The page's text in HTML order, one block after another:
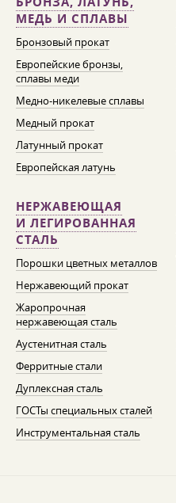
МЕДЬ И СПЛАВЫ
Бронзовый прокат
Европейские бронзы,
сплавы меди
Медно-никелевые сплавы
Медный прокат
Латунный прокат
Европейская латунь
НЕРЖАВЕЮЩАЯ
И ЛЕГИРОВАННАЯ
СТАЛЬ
Порошки цветных металлов
Нержавеющий прокат
Жаропрочная
нержавеющая сталь
Аустенитная сталь
Ферритные стали
Дуплексная сталь
ГОСТы специальных сталей
Инструментальная сталь